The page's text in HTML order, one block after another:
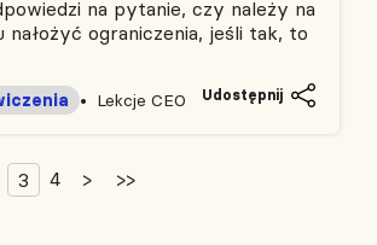
na pytanie, czy należy na
nałożyć ograniczenia, jeśli tak, to
Lekcje CEO Udostępnij
3 4 > >>